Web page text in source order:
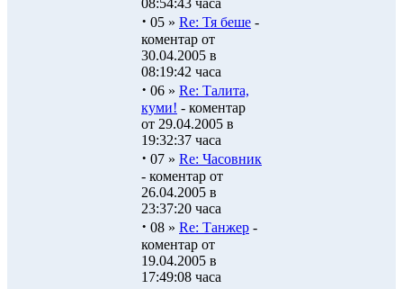
08:54:43 часа
· 05 » Re: Тя беше -
коментар от
30.04.2005 в
08:19:42 часа
· 06 » Re: Талита,
куми! - коментар
от 29.04.2005 в
19:32:37 часа
· 07 » Re: Часовник
- коментар от
26.04.2005 в
23:37:20 часа
· 08 » Re: Танжер -
коментар от
19.04.2005 в
17:49:08 часа